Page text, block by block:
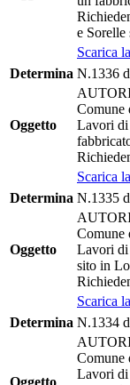
e
Scarica
Determina N.1336
Oggetto
Comune
Lavori di
Scarica
Determina N.1335
Oggetto
Comune
Lavori di
sito in
Scarica
Determina N.1334
Oggetto
Comune
Lavori di